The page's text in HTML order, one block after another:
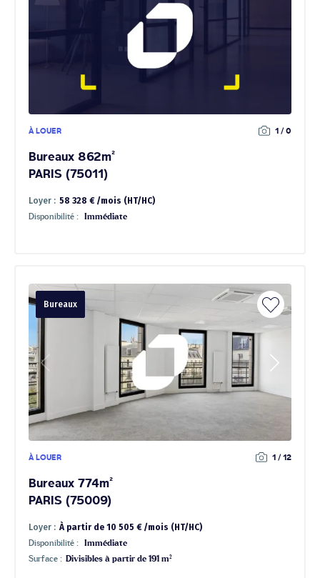
À LOUER 1 / 0
Bureaux 862m²
PARIS (75011)
Loyer : 58 328 € /mois (HT/HC)
Disponibilité : Immédiate
Bureaux
À LOUER 1 / 12
Bureaux 774m²
PARIS (75009)
Loyer : À partir de 10 505 € /mois (HT/HC)
Disponibilité :
Immédiate
Surface : Divisibles à partir de 191 m²